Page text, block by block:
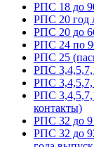
РПС 18 до
РПС 20 год
РПС 20 до
РПС 24 по
РПС 25
РПС
РПС
РПС
контакты)
РПС 32 до
РПС 32 до